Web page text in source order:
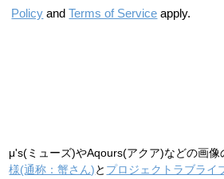
Policy andTerms of Service apply.
μ's(ミューズ)やAqours(アクア)などの画像
様(通称：蟹さん)と プロジェクトラブライ